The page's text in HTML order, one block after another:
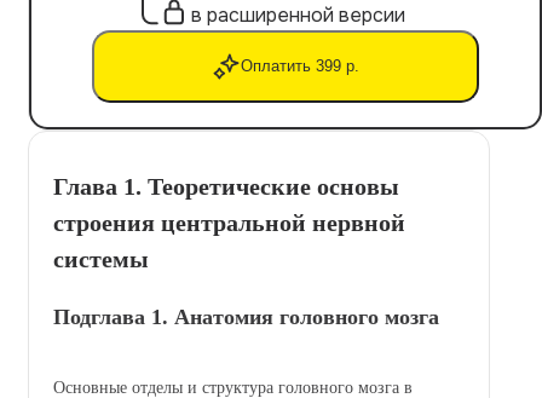
в расширенной версии
Оплатить 399 р.
Глава 1. Теоретические основы
строения центральной нервной
системы
Подглава 1. Анатомия головного мозга
Основные отделы и структура головного мозга в